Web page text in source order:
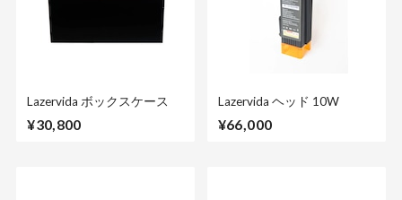
Lazervida ボックスケース
¥30,800
Lazervida ヘッド 10W
¥66,000